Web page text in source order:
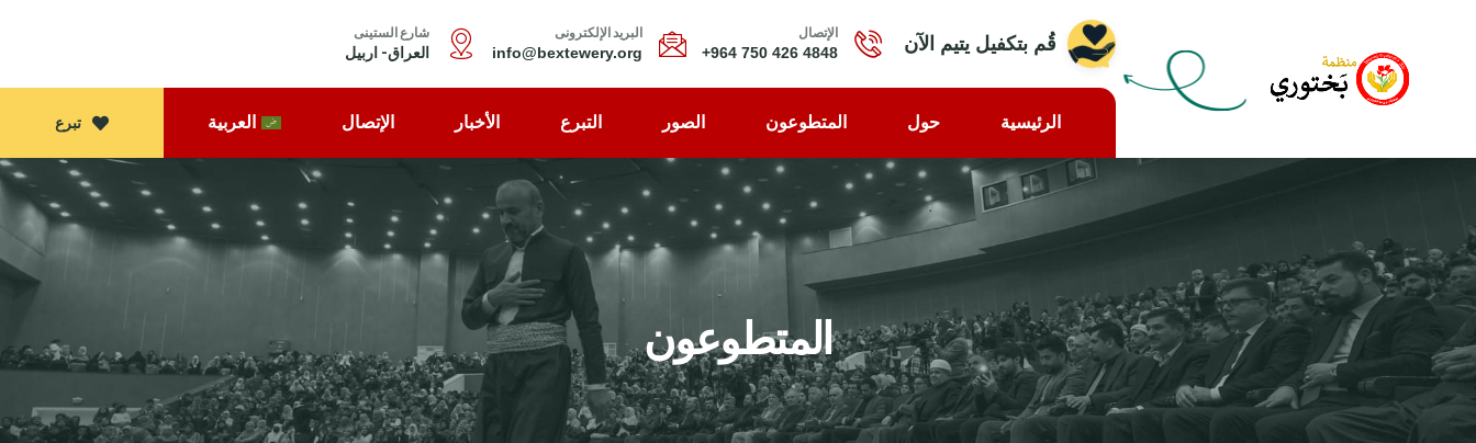
قُم بتكفيل يتيم الآن
الإتصال
4848 426 750 964+
البرید الإلکترونی
info@bextewery.org
شارع الستینی
العراق- اربیل
الرئيسية حول المتطوعون الصور التبرع الأخبار الإتصال العربية تبرع
المتطوعون